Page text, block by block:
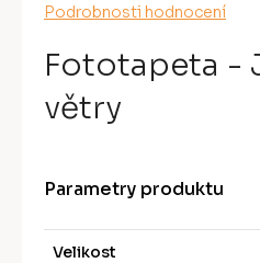
Průměrné
produktu
je
0,0
z
Podrobnosti hodnocení
Fototapeta -
větry
Parametry produktu
Velikost